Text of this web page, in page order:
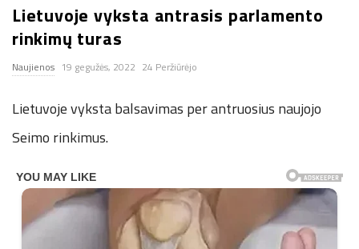
a
n
d
i
e
n
Lietuvoje vyksta antrasis parlamento
rinkimų turas
Naujienos 19 gegužės, 2022 24 Peržiūrėjo
Lietuvoje vyksta balsavimas per antruosius naujojo
Seimo rinkimus.